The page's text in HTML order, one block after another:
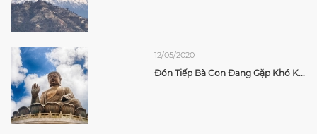
12/05/2020
Đón Tiếp Bà Con Đang Gặp Khó K...